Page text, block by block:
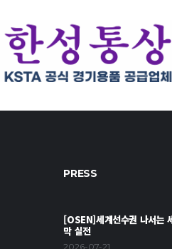
PRESS
[OSEN]세계선수권 나서는
막 실전
2026-07-21